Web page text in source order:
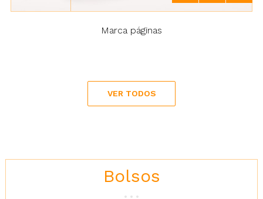
Marca páginas
VER TODOS
Bolsos